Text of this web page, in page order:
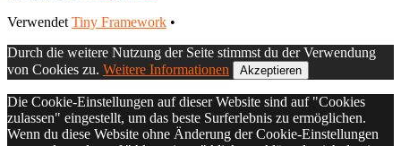
Footer
Inhalt
Verwendet Tiny Framework •
Durch die weitere Nutzung der Seite stimmst du der Verwendung
von Cookies zu. Weitere Informationen Akzeptieren
Die Cookie-Einstellungen auf dieser Website sind auf "Cookies
zulassen" eingestellt, um das beste Surferlebnis zu ermöglichen.
Wenn du diese Website ohne Änderung der Cookie-Einstellungen